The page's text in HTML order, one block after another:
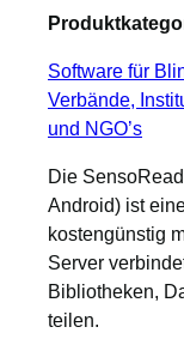
Software für
Verbände,
und NGO’s
Die
Android) ist
kostengünstig
Server
Bibliotheken,
teilen.